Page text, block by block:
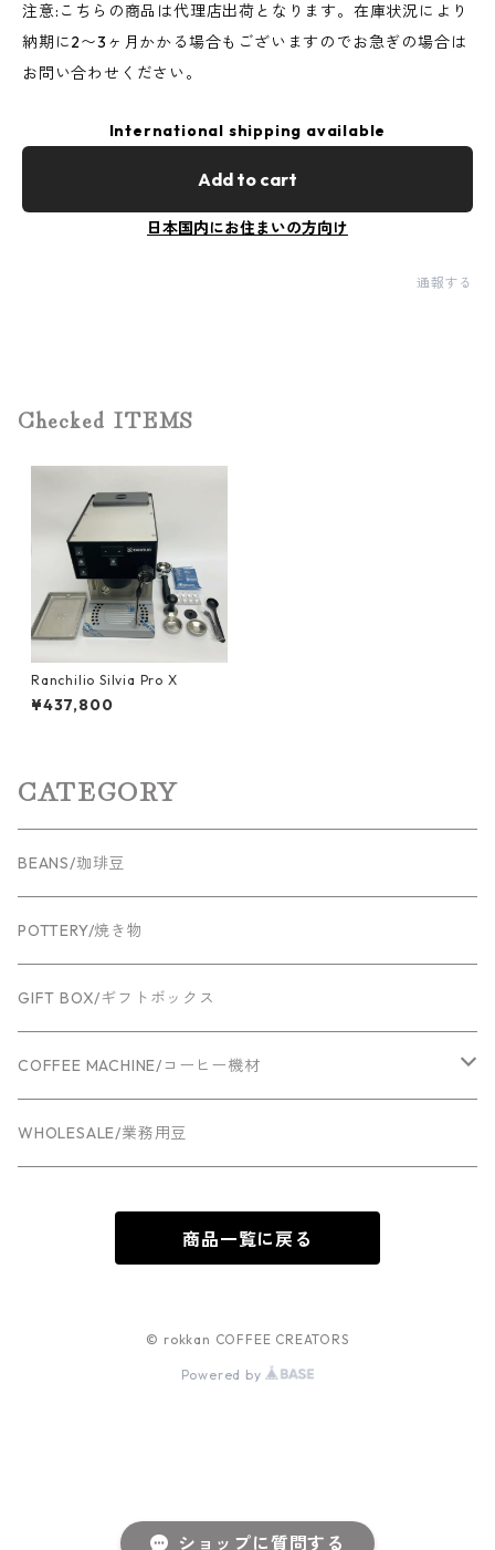
注意:こちらの商品は代理店出荷となります。在庫状況により
納期に2〜3ヶ月かかる場合もございますのでお急ぎの場合は
お問い合わせください。
International shipping available
Add to cart
日本国内にお住まいの方向け
通報する
ショップに質問する
Checked ITEMS
Ranchilio Silvia Pro X
¥437,800
CATEGORY
BEANS/珈琲豆
POTTERY/焼き物
GIFT BOX/ギフトボックス
COFFEE MACHINE/コーヒー機材
Espresso machine
WHOLESALE/業務用豆
商品一覧に戻る
© rokkan COFFEE CREATORS
Powered by